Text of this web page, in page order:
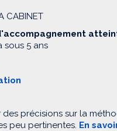
CABINET
sous 5 ans
des précisions sur la
peu pertinentes. En